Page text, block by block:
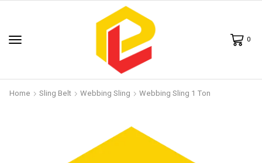
0
Home Sling Belt Webbing Sling Webbing Sling 1 Ton